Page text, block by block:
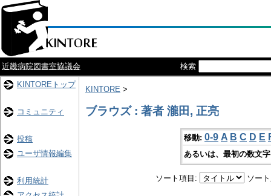
近畿病院図書室協議会
検索
KINTOREトップ
コミュニティ
投稿
ユーザ情報編集
利用統計
KINTORE >
ブラウズ : 著者 瀧田, 正亮
移動: 0-9 A B C D E
あるいは、最初の数文
ソート項目: ソー